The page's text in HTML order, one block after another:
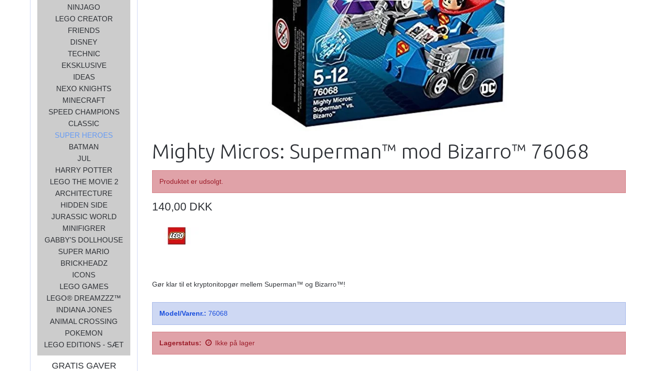
NINJAGO
LEGO CREATOR
FRIENDS
DISNEY
TECHNIC
EKSKLUSIVE
IDEAS
NEXO KNIGHTS
MINECRAFT
SPEED CHAMPIONS
CLASSIC
SUPER HEROES
BATMAN
JUL
HARRY POTTER
LEGO THE MOVIE 2
ARCHITECTURE
HIDDEN SIDE
JURASSIC WORLD
MINIFIGRER
GABBY'S DOLLHOUSE
SUPER MARIO
BRICKHEADZ
ICONS
LEGO GAMES
LEGO® DREAMZZZ™
INDIANA JONES
ANIMAL CROSSING
POKEMON
LEGO EDITIONS - SÆT
GRATIS GAVER
Mighty Micros: Superman™ mod Bizarro™ 76068
Produktet er udsolgt.
140,00 DKK
Gør klar til et kryptonitopgør mellem Superman™ og Bizarro™!
Model/Varenr.: 76068
Lagerstatus: Ikke på lager